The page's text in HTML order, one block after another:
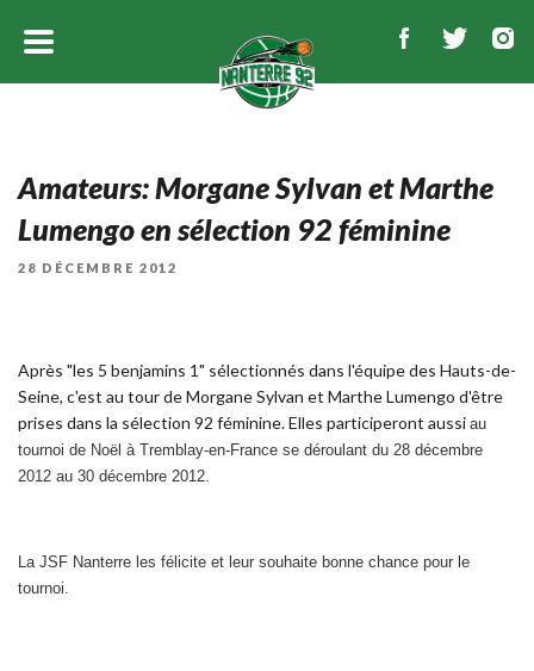
Amateurs: Morgane Sylvan et Marthe
Lumengo en sélection 92 féminine
PUBLIÉ
28 DÉCEMBRE 2012
Après "les 5 benjamins 1" sélectionnés dans l'équipe des Hauts-de-
Seine, c'est au tour de Morgane Sylvan et Marthe Lumengo d'être
prises dans la sélection 92 féminine. Elles participeront aussi au
tournoi de Noël à Tremblay-en-France se déroulant du 28 décembre
2012 au 30 décembre 2012.
La JSF Nanterre les félicite et leur souhaite bonne chance pour le
tournoi.